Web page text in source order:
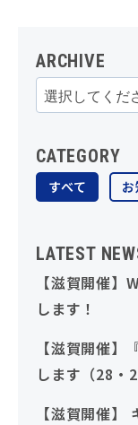
ARCHIVE
CATEGORY
すべて
LATEST
【滋賀開催】
します！
【滋賀開催】
します（28・
【滋賀開催】